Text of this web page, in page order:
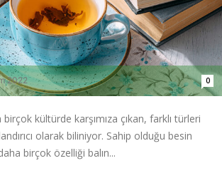
2022 0
kültürde karşımıza çıkan, farklı türleri
olarak biliniyor. Sahip olduğu besin
birçok özelliği balın...